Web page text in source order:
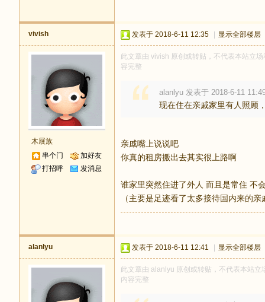
vivish
木屐族
串个门
加好友
打招呼
发消息
发表于 2018-6-11 12:35 显示全部楼层
此文章由 vivish 原创或转贴，不代表本站立
容完整
alanlyu 发表于 2018-6-11
现在住在亲戚家里有人照顾
亲戚嘴上说说吧
你真的租房搬出去其实很上路啊
谁家里突然住进了外人 而且是常住 不
（主要是足迹看了太多接待国内来的
alanlyu 发表于 2018-6-11 12:41 显示全部楼层
此文章由 alanlyu 原创或转贴，不代表本站
内容完整